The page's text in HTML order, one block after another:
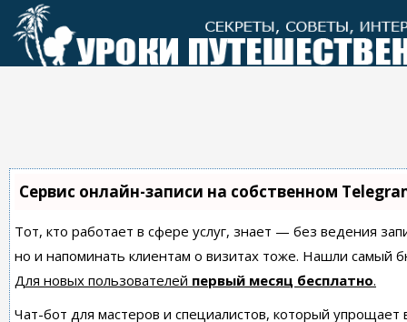
Перейти
контенту
Сервис онлайн-записи на собственном
Тот, кто работает в сфере услуг, знает — без ведения
но и напоминать клиентам о визитах тоже. Нашли самый
Для новых пользователей первый месяц бесплатно.
Чат-бот для мастеров и специалистов, который упрощает